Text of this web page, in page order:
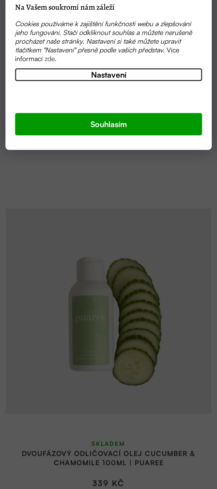
Na Vašem soukromí nám záleží
Cookies používáme k zajištění funkčnosti webu a zlepšování
jeho fungování. Stačí odkliknout souhlas a můžete nerušeně
procházet naše stránky. Nastavení si také můžete upravit
tlačítkem "Nastavení" přesně podle vašich představ.Více
informacízde.
Nastavení
Souhlasím
DVOUFÁZOVÝ ODLIČOVACÍ OLEJ CUCUMBER &
CHAMOMILE 100ML | PUAREE
SKLADEM
339 KČ